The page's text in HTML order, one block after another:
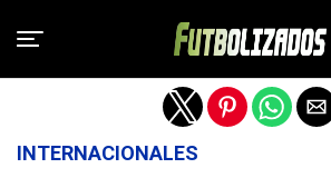
INTERNACIONALES
Salir de la versión